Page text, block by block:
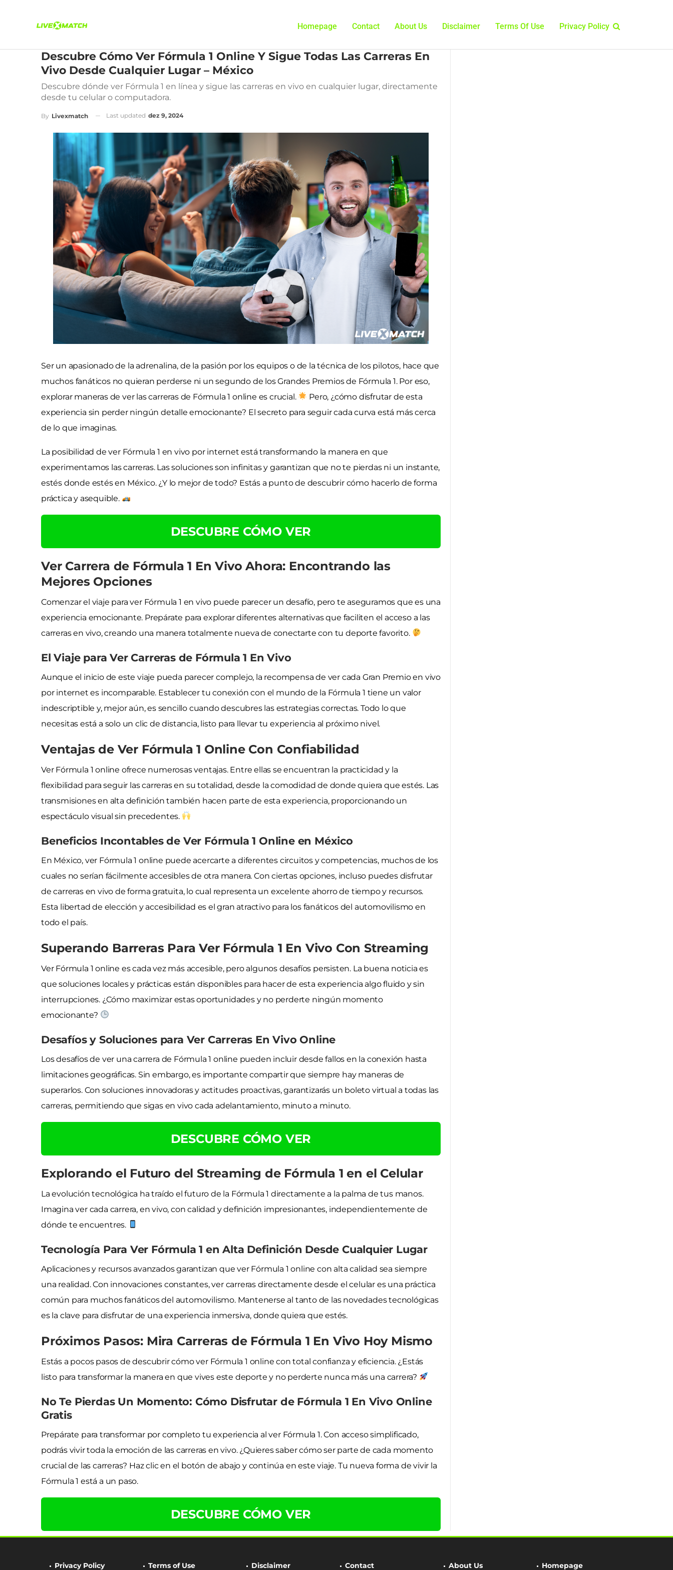
Homepage Contact About Us Disclaimer Terms Of Use Privacy Policy
Descubre Cómo Ver Fórmula 1 Online Y Sigue Todas Las Carreras En
Vivo Desde Cualquier Lugar – México
Descubre dónde ver Fórmula 1 en línea y sigue las carreras en vivo en cualquier lugar, directamente
desde tu celular o computadora.
By Livexmatch Last updated dez 9, 2024
Ser un apasionado de la adrenalina, de la pasión por los equipos o de la técnica de los pilotos, hace que
muchos fanáticos no quieran perderse ni un segundo de los Grandes Premios de Fórmula 1. Por eso,
explorar maneras de ver las carreras de Fórmula 1 online es crucial.
Pero, ¿cómo disfrutar de esta
experiencia sin perder ningún detalle emocionante? El secreto para seguir cada curva está más cerca
de lo que imaginas.
La posibilidad de ver Fórmula 1 en vivo por internet está transformando la manera en que
experimentamos las carreras. Las soluciones son infinitas y garantizan que no te pierdas ni un instante,
estés donde estés en México. ¿Y lo mejor de todo? Estás a punto de descubrir cómo hacerlo de forma
práctica y asequible.
DESCUBRE CÓMO VER
Ver Carrera de Fórmula 1 En Vivo Ahora: Encontrando las
Mejores Opciones
Comenzar el viaje para ver Fórmula 1 en vivo puede parecer un desafío, pero te aseguramos que es una
experiencia emocionante. Prepárate para explorar diferentes alternativas que faciliten el acceso a las
carreras en vivo, creando una manera totalmente nueva de conectarte con tu deporte favorito.
El Viaje para Ver Carreras de Fórmula 1 En Vivo
Aunque el inicio de este viaje pueda parecer complejo, la recompensa de ver cada Gran Premio en vivo
por internet es incomparable. Establecer tu conexión con el mundo de la Fórmula 1 tiene un valor
indescriptible y, mejor aún, es sencillo cuando descubres las estrategias correctas. Todo lo que
necesitas está a solo un clic de distancia, listo para llevar tu experiencia al próximo nivel.
Ventajas de Ver Fórmula 1 Online Con Confiabilidad
Ver Fórmula 1 online ofrece numerosas ventajas. Entre ellas se encuentran la practicidad y la
flexibilidad para seguir las carreras en su totalidad, desde la comodidad de donde quiera que estés. Las
transmisiones en alta definición también hacen parte de esta experiencia, proporcionando un
espectáculo visual sin precedentes.
Beneficios Incontables de Ver Fórmula 1 Online en México
En México, ver Fórmula 1 online puede acercarte a diferentes circuitos y competencias, muchos de los
cuales no serían fácilmente accesibles de otra manera. Con ciertas opciones, incluso puedes disfrutar
de carreras en vivo de forma gratuita, lo cual representa un excelente ahorro de tiempo y recursos.
Esta libertad de elección y accesibilidad es el gran atractivo para los fanáticos del automovilismo en
todo el país.
Superando Barreras Para Ver Fórmula 1 En Vivo Con Streaming
Ver Fórmula 1 online es cada vez más accesible, pero algunos desafíos persisten. La buena noticia es
que soluciones locales y prácticas están disponibles para hacer de esta experiencia algo fluido y sin
interrupciones. ¿Cómo maximizar estas oportunidades y no perderte ningún momento
emocionante?
Desafíos y Soluciones para Ver Carreras En Vivo Online
Los desafíos de ver una carrera de Fórmula 1 online pueden incluir desde fallos en la conexión hasta
limitaciones geográficas. Sin embargo, es importante compartir que siempre hay maneras de
superarlos. Con soluciones innovadoras y actitudes proactivas, garantizarás un boleto virtual a todas las
carreras, permitiendo que sigas en vivo cada adelantamiento, minuto a minuto.
DESCUBRE CÓMO VER
Explorando el Futuro del Streaming de Fórmula 1 en el Celular
La evolución tecnológica ha traído el futuro de la Fórmula 1 directamente a la palma de tus manos.
Imagina ver cada carrera, en vivo, con calidad y definición impresionantes, independientemente de
dónde te encuentres.
Tecnología Para Ver Fórmula 1 en Alta Definición Desde Cualquier Lugar
Aplicaciones y recursos avanzados garantizan que ver Fórmula 1 online con alta calidad sea siempre
una realidad. Con innovaciones constantes, ver carreras directamente desde el celular es una práctica
común para muchos fanáticos del automovilismo. Mantenerse al tanto de las novedades tecnológicas
es la clave para disfrutar de una experiencia inmersiva, donde quiera que estés.
Próximos Pasos: Mira Carreras de Fórmula 1 En Vivo Hoy Mismo
Estás a pocos pasos de descubrir cómo ver Fórmula 1 online con total confianza y eficiencia. ¿Estás
listo para transformar la manera en que vives este deporte y no perderte nunca más una carrera?
No Te Pierdas Un Momento: Cómo Disfrutar de Fórmula 1 En Vivo Online
Gratis
Prepárate para transformar por completo tu experiencia al ver Fórmula 1. Con acceso simplificado,
podrás vivir toda la emoción de las carreras en vivo. ¿Quieres saber cómo ser parte de cada momento
crucial de las carreras? Haz clic en el botón de abajo y continúa en este viaje. Tu nueva forma de vivir la
Fórmula 1 está a un paso.
DESCUBRE CÓMO VER
Privacy Policy Terms of Use Disclaimer Contact About Us Homepage